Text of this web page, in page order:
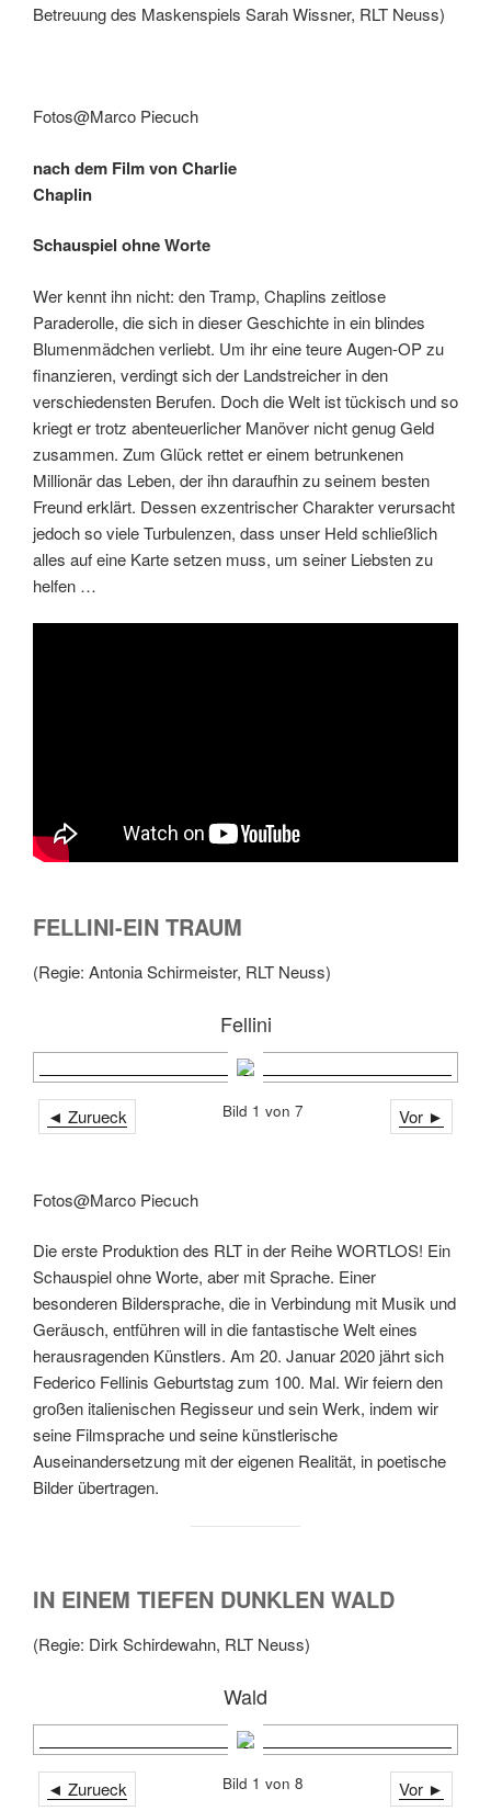
Betreuung des Maskenspiels Sarah Wissner, RLT Neuss)
Fotos@Marco Piecuch
nach dem Film von Charlie
Chaplin
Schauspiel ohne Worte
Wer kennt ihn nicht: den Tramp, Chaplins zeitlose
Paraderolle, die sich in dieser Geschichte in ein blindes
Blumenmädchen verliebt. Um ihr eine teure Augen-OP zu
finanzieren, verdingt sich der Landstreicher in den
verschiedensten Berufen. Doch die Welt ist tückisch und so
kriegt er trotz abenteuerlicher Manöver nicht genug Geld
zusammen. Zum Glück rettet er einem betrunkenen
Millionär das Leben, der ihn daraufhin zu seinem besten
Freund erklärt. Dessen exzentrischer Charakter verursacht
jedoch so viele Turbulenzen, dass unser Held schließlich
alles auf eine Karte setzen muss, um seiner Liebsten zu
helfen …
FELLINI-EIN TRAUM
(Regie: Antonia Schirmeister, RLT Neuss)
Fellini
◄ Zurueck Vor ►
Bild 1 von 7
Fotos@Marco Piecuch
Die erste Produktion des RLT in der Reihe WORTLOS! Ein
Schauspiel ohne Worte, aber mit Sprache. Einer
besonderen Bildersprache, die in Verbindung mit Musik und
Geräusch, entführen will in die fantastische Welt eines
herausragenden Künstlers. Am 20. Januar 2020 jährt sich
Federico Fellinis Geburtstag zum 100. Mal. Wir feiern den
großen italienischen Regisseur und sein Werk, indem wir
seine Filmsprache und seine künstlerische
Auseinandersetzung mit der eigenen Realität, in poetische
Bilder übertragen.
IN EINEM TIEFEN DUNKLEN WALD
(Regie: Dirk Schirdewahn, RLT Neuss)
Wald
◄ Zurueck Vor ►
Bild 1 von 8